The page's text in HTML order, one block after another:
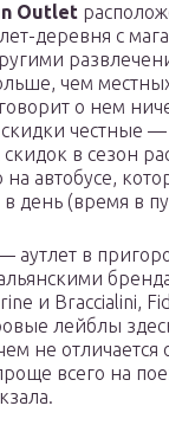
Outlet
деревня с
чем
о нем
честные —
в сезон
автобусе,
день (время в
аутлет в
и Braccialini,
лейблы
не отличается
всего на